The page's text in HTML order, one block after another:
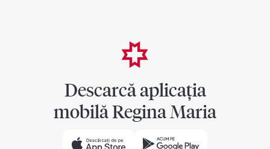
Descarcă aplicația
mobilă Regina Maria